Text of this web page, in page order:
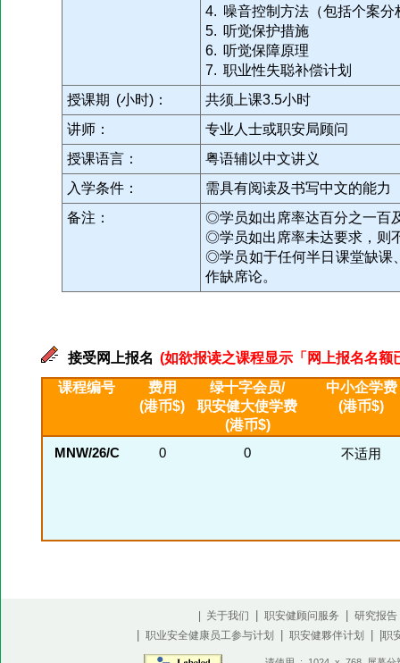
4. 噪音控制方法（包括个案分
5. 听觉保护措施
6. 听觉保障原理
7. 职业性失聪补偿计划
授课期 (小时)：
共须上课3.5小时
讲师：
专业人士或职安局顾问
授课语言：
粤语辅以中文讲义
入学条件：
需具有阅读及书写中文的能力
备注：
◎学员如出席率达百分之一百
◎学员如出席率未达要求，则
◎学员如于任何半日课堂缺课
作缺席论。
接受网上报名 (如欲报读之课程显示「网上报名名
课程编号
费用
(港币$)
绿十字会员/
职安健大使学费
(港币$)
中小企学费
(港币$)
MNW/26/C 0 0 不适用
| 关于我们 职安健顾问服务 研究报告
职业安全健康员工参与计划 职安健夥伴计划 职